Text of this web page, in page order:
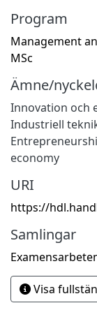
Program
Management
MSc
Ämne/
Innovation och
Industriell
economy
URI
https://
Samlingar
Visa